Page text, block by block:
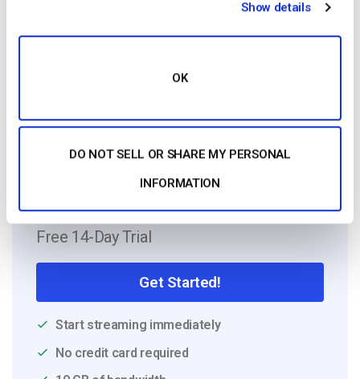
Show details
OK
DO NOT SELL OR SHARE MY PERSONAL
INFORMATION
Onboarding team and started working with
Free 14-Day Trial
Get Started!
Start streaming immediately
No credit card required